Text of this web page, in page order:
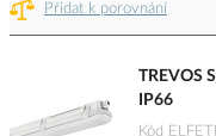
Přidat k porovnání
TREVOS
IP66
Kód